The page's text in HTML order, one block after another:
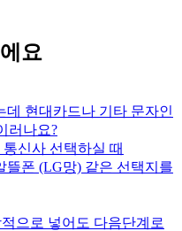
요
현대카드나 기타 문자인
러나요?
신사 선택하실 때
뜰폰 (LG망) 같은 선택지를
으로 넣어도 다음단계로